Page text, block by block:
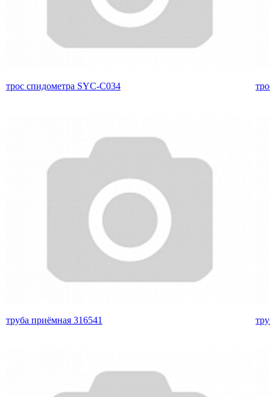
трос спидометра SYC-C034
труба приёмная 316541